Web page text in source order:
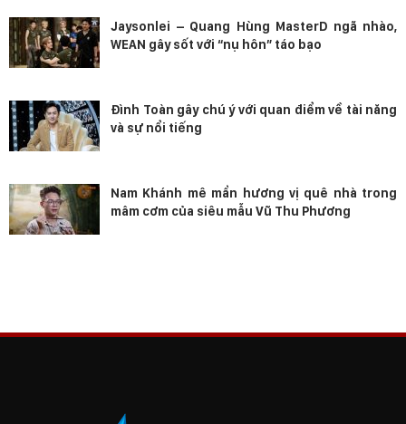
Jaysonlei – Quang Hùng MasterD ngã nhào,
WEAN gây sốt với “nụ hôn” táo bạo
Đình Toàn gây chú ý với quan điểm về tài năng
và sự nổi tiếng
Nam Khánh mê mẩn hương vị quê nhà trong
mâm cơm của siêu mẫu Vũ Thu Phương